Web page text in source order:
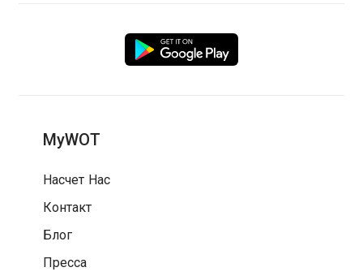
MyWOT
Насчет Нас
Контакт
Блог
Пресса